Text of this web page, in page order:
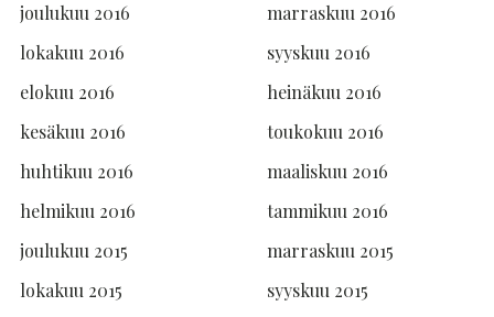
joulukuu 2016
marraskuu 2016
lokakuu 2016
syyskuu 2016
elokuu 2016
heinäkuu 2016
kesäkuu 2016
toukokuu 2016
huhtikuu 2016
maaliskuu 2016
helmikuu 2016
tammikuu 2016
joulukuu 2015
marraskuu 2015
lokakuu 2015
syyskuu 2015